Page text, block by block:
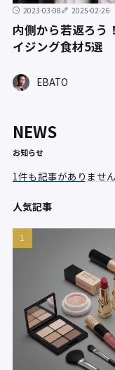
2023-03-08 2025-02-26
内側から若返ろう
イジング食材5選
EBATO
NEWS
お知らせ
1件も記事がありません
人気記事